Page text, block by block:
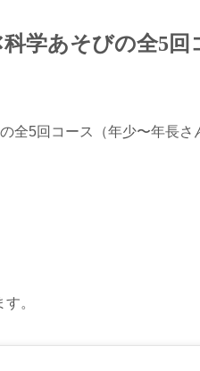
学あそびの全5回
全5回コース（年少〜年長
。